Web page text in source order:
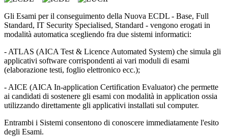
Gli Esami per il conseguimento della Nuova ECDL - Base, Full
Standard, IT Security Specialised, Standard - vengono erogati in
modalità automatica scegliendo fra due sistemi informatici:
- ATLAS (AICA Test & Licence Automated System) che simula gli
applicativi software corrispondenti ai vari moduli di esami
(elaborazione testi, foglio elettronico ecc.);
- AICE (AICA In-application Certification Evaluator) che permette
ai candidati di sostenere gli esami con modalità in application ossia
utilizzando direttamente gli applicativi installati sul computer.
Entrambi i Sistemi consentono di conoscere immediatamente l'esito
degli Esami.